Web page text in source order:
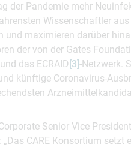
der Pandemie mehr
Wissenschaftler
und maximieren darüber
der von der Gates
und das ECRAID [3]-Netzwerk.
künftige Coronavirus-
Senior Vice
CARE Konsortium